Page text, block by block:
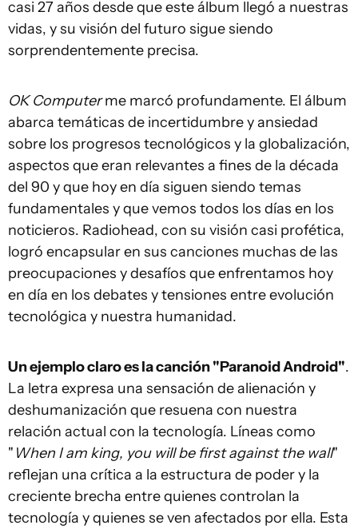
casi 27 años desde que este álbum llegó a nuestras
vidas, y su visión del futuro sigue siendo
sorprendentemente precisa.
OK Computerme marcó profundamente. El álbum
abarca temáticas de incertidumbre y ansiedad
sobre los progresos tecnológicos y la globalización,
aspectos que eran relevantes a fines de la década
del 90 y que hoy en día siguen siendo temas
fundamentales y que vemos todos los días en los
noticieros. Radiohead, con su visión casi profética,
logró encapsular en sus canciones muchas de las
preocupaciones y desafíos que enfrentamos hoy
en día en los debates y tensiones entre evolución
tecnológica y nuestra humanidad.
Un ejemplo claro es la canción "Paranoid Android".
La letra expresa una sensación de alienación y
deshumanización que resuena con nuestra
relación actual con la tecnología. Líneas como
" When I am king, you will be first against the wall"
reflejan una crítica a la estructura de poder y la
creciente brecha entre quienes controlan la
tecnología y quienes se ven afectados por ella. Esta